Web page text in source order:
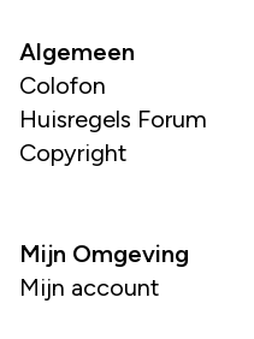
Algemeen
Colofon
Huisregels Forum
Copyright
Mijn Omgeving
Mijn account